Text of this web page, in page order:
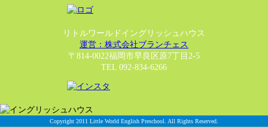
リトルワールドイングリッシュハウス
運営：株式会社ブランチェス
〒814-0022福岡市早良区原7丁目2-5
TEL 092-834-6266
Copyright 2011 Little World English Preschool. All Rights Reserved.